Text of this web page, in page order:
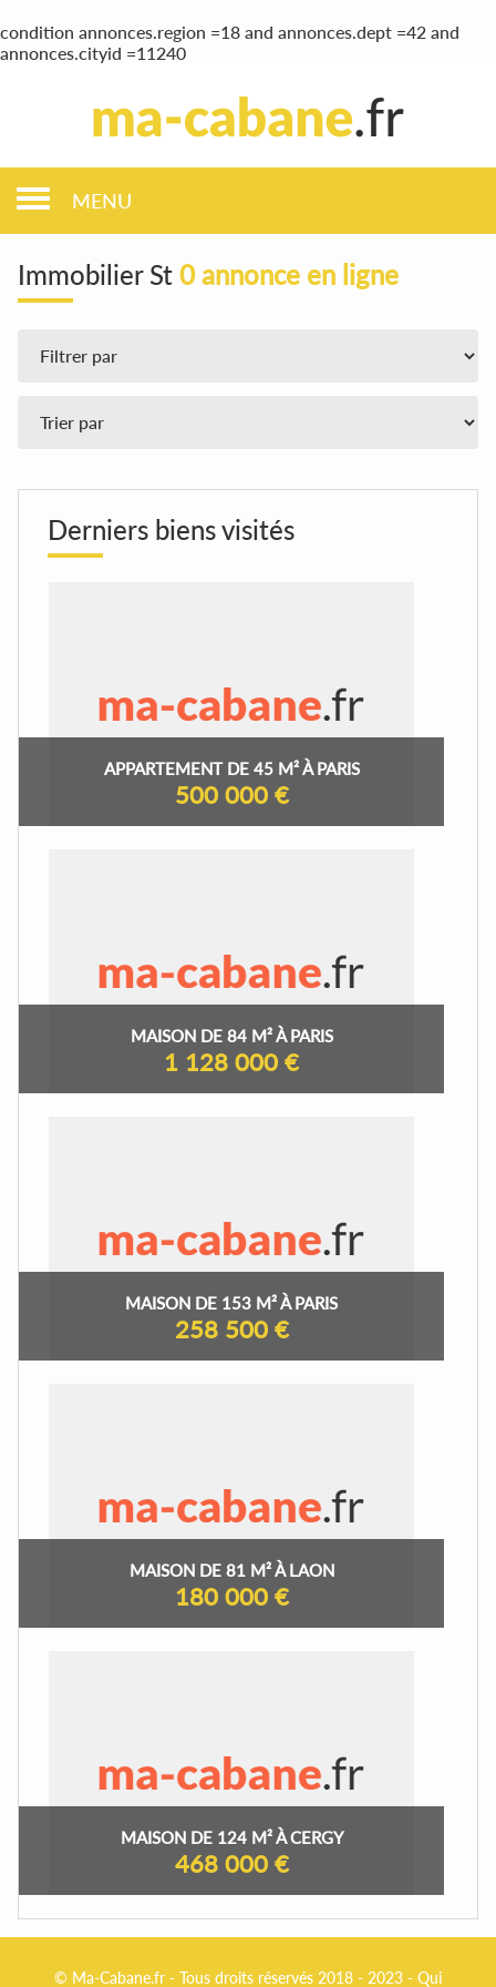
condition annonces.region =18 and annonces.dept =42 and
annonces.cityid =11240
MENU
Immobilier St 0 annonce en ligne
Derniers biens visités
APPARTEMENT DE 45 M² À PARIS
500 000 €
MAISON DE 84 M² À PARIS
1 128 000 €
MAISON DE 153 M² À PARIS
258 500 €
MAISON DE 81 M² À LAON
180 000 €
MAISON DE 124 M² À CERGY
468 000 €
© Ma-Cabane.fr - Tous droits réservés 2018 - 2023 - Qui